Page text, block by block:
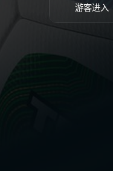
游客进入